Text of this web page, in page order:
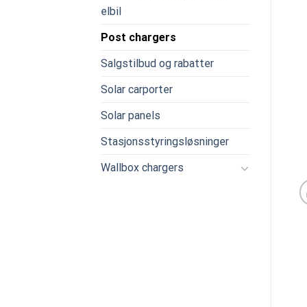
elbil
Post chargers
Salgstilbud og rabatter
Solar carporter
Solar panels
Stasjonsstyringsløsninger
Wallbox chargers